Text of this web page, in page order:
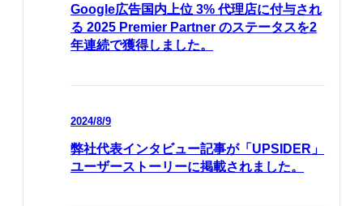
Google広告国内上位 3% 代理店に付与され
る 2025 Premier Partner のステータスを2
年連続で獲得しました。
2024/8/9
弊社代表インタビュー記事が「UPSIDER」
ユーザーストーリーに掲載されました。